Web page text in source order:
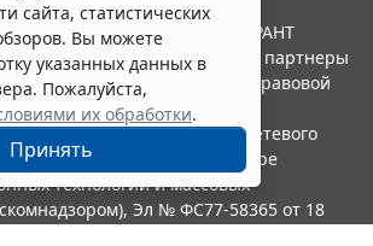
сайта, статистических
Вы можете
указанных данных в
Пожалуйста,
их обработки.
Принять
СЕРВИС", 2026. Система ГАРАНТ
года. Компания "Гарант" и ее партнеры
Российской ассоциации правовой
в качестве сетевого
службой по надзору в сфере
технологий и массовых
Эл № ФС77-58365 от 18